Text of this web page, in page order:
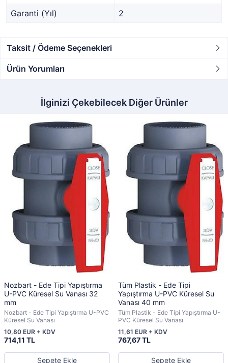
Garanti (Yıl)
2
Taksit / Ödeme Seçenekleri
Ürün Yorumları
İlginizi Çekebilecek Diğer Ürünler
Nozbart - Ede Tipi Yapıştırma
U-PVC Küresel Su Vanası 32
mm
Nozbart - Ede Tipi Yapıştırma U-PVC
Küresel Su Vanası
714,11 TL
10,80 EUR + KDV
Sepete Ekle
Tüm Plastik - Ede Tipi
Yapıştırma U-PVC Küresel Su
Vanası 40 mm
Tüm Plastik - Ede Tipi Yapıştırma U-
PVC Küresel Su Vanası
767,67 TL
11,61 EUR + KDV
Sepete Ekle